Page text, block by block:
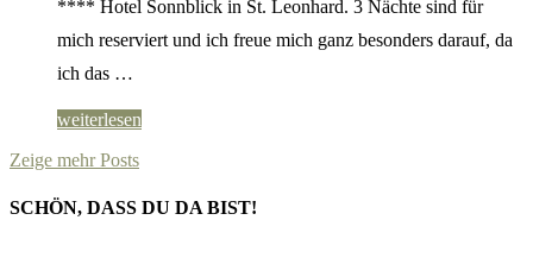
**** Hotel Sonnblick in St. Leonhard. 3 Nächte sind für
mich reserviert und ich freue mich ganz besonders darauf, da
ich das …
weiterlesen
Zeige mehr Posts
SCHÖN, DASS DU DA BIST!